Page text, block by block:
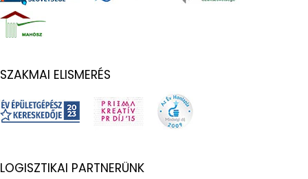
SZAKMAI ELISMERÉS
LOGISZTIKAI PARTNERÜNK